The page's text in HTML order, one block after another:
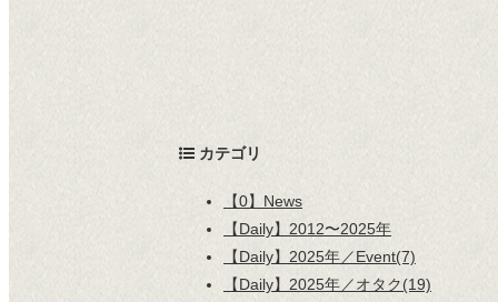
カテゴリ
【0】News
【Daily】2012〜2025年
【Daily】2025年／Event(7)
【Daily】2025年／オタク(19)